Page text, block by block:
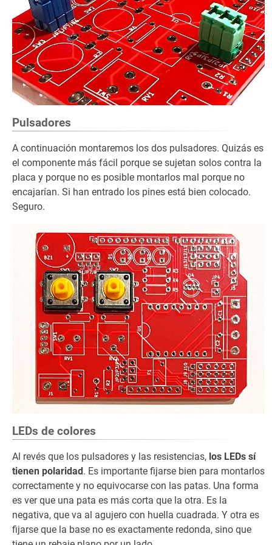
Pulsadores
A continuación montaremos los dos pulsadores. Quizás es
el componente más fácil porque se sujetan solos contra la
placa y porque no es posible montarlos mal porque no
encajarían. Si han entrado los pines está bien colocado.
Seguro.
LEDs de colores
Al revés que los pulsadores y las resistencias, los LEDs sí
tienen polaridad. Es importante fijarse bien para montarlos
correctamente y no equivocarse con las patas. Una forma
es ver que una pata es más corta que la otra. Es la
negativa, que va al agujero con huella cuadrada. Y otra es
fijarse que la base no es exactamente redonda, sino que